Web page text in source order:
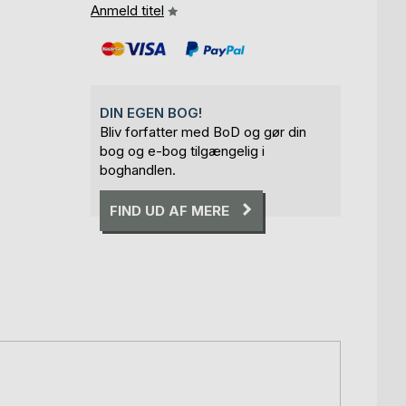
Anmeld titel
DIN EGEN BOG!
Bliv forfatter med BoD og gør din
bog og e-bog tilgængelig i
boghandlen.
FIND UD AF MERE